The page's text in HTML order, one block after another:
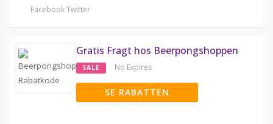
FacebookTwitter
Gratis Fragt hos Beerpongshoppen
SALE No Expires
SE RABATTEN